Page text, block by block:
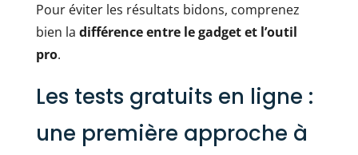
Pour éviter les résultats bidons, comprenez
bien la différence entre le gadget et l’outil
pro.
Les tests gratuits en ligne :
une première approche à